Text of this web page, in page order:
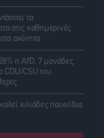
τα
στις καθημερινές
ακίνητα
η AfD, 7 μονάδες
CDU/CSU του
χιλιάδες παιχνίδια